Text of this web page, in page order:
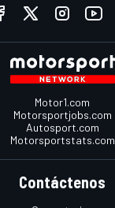
Motor1.com
Motorsportjobs.com
Autosport.com
Motorsportstats.com
Contáctenos